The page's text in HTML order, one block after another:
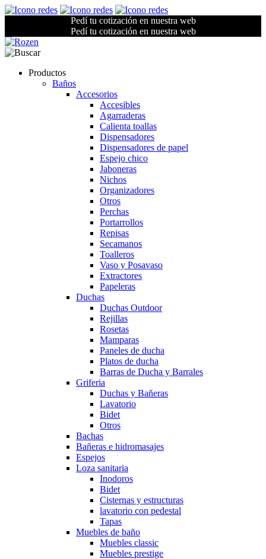
Pedí tu cotización en nuestra web
Pedí tu cotización en nuestra web
Productos
Baños
Accesorios
Accesibles
Agarraderas
Calienta toallas
Dispensadores
Dispensadores de papel
Espejo chico
Jaboneras
Nichos
Organizadores
Otros
Perchas
Portarrollos
Repisas
Secamanos
Toalleros
Vaso y Posavaso
Extractores
Papeleras
Duchas
Duchas Outdoor
Rejillas
Rosetas
Mamparas
Paneles de ducha
Platos de ducha
Barras de Ducha y Barrales
Griferia
Duchas y Bañeras
Lavatorio
Bidet
Otros
Bachas
Bañeras e hidromasajes
Espejos
Loza sanitaria
Inodoros
Bidet
Cisternas y estructuras
lavatorio con pedestal
Tapas
Muebles de baño
Muebles classic
Muebles prestige